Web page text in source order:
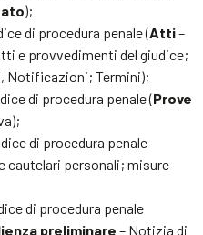
);
di procedura penale (Atti–
e provvedimenti del giudice;
Notificazioni; Termini);
di procedura penale (Prove
di procedura penale
cautelari personali; misure
di procedura penale
preliminare – Notizia di